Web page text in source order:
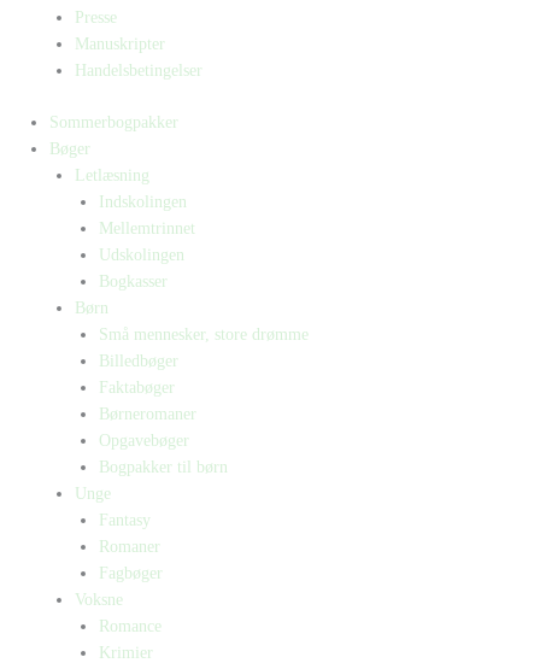
Presse
Manuskripter
Handelsbetingelser
Sommerbogpakker
Bøger
Letlæsning
Indskolingen
Mellemtrinnet
Udskolingen
Bogkasser
Børn
Små mennesker, store drømme
Billedbøger
Faktabøger
Børneromaner
Opgavebøger
Bogpakker til børn
Unge
Fantasy
Romaner
Fagbøger
Voksne
Romance
Krimier